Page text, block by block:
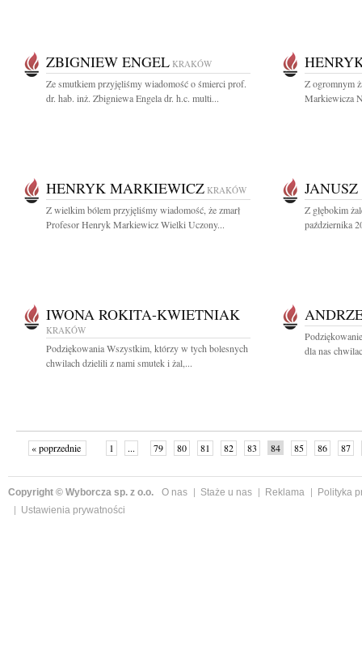
ZBIGNIEW ENGEL KRAKÓW
Ze smutkiem przyjęliśmy wiadomość o śmierci prof.
dr. hab. inż. Zbigniewa Engela dr. h.c. multi...
Z ogromnym
Markiewicza
HENRYK MARKIEWICZ KRAKÓW
Z wielkim bólem przyjęliśmy wiadomość, że zmarł
Profesor Henryk Markiewicz Wielki Uczony...
Z głębokim
października
IWONA ROKITA-KWIETNIAK
KRAKÓW
Podziękowania Wszystkim, którzy w tych bolesnych
chwilach dzielili z nami smutek i żal,...
dla nas
« poprzednie 1 ... 79 80 81 82 83 84 85 86
87
Copyright © Wyborcza sp. z o.o. O nas Staże u nas Reklama
Polityka
Ustawienia prywatności